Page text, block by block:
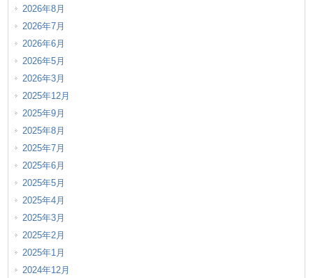
2026年8月
2026年7月
2026年6月
2026年5月
2026年3月
2025年12月
2025年9月
2025年8月
2025年7月
2025年6月
2025年5月
2025年4月
2025年3月
2025年2月
2025年1月
2024年12月